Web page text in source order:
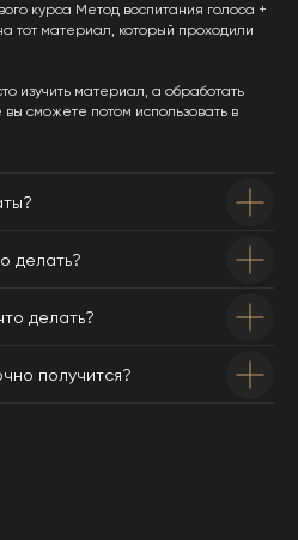
курса Метод воспитания голоса +
тот материал, который проходили
изучить материал, а обработать
сможете потом использовать в
делать?
делать?
получится?